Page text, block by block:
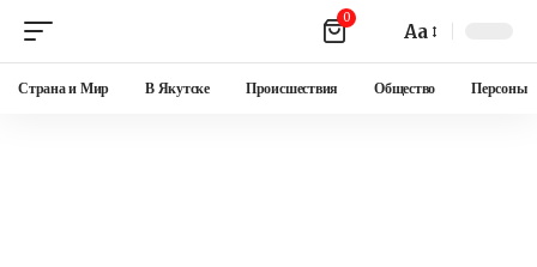
0
Aa
Страна и Мир В Якутске Происшествия Общество Персоны